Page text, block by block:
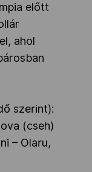
előtt
ahol
szerint):
(cseh)
– Olaru,